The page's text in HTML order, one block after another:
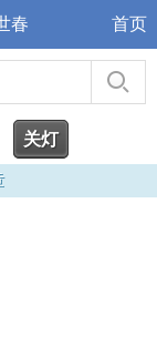
春 首页
关灯